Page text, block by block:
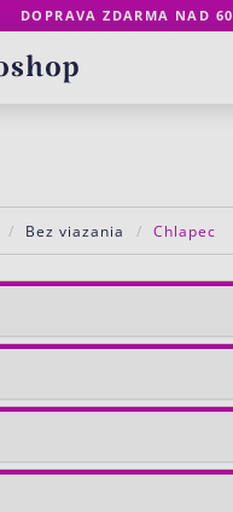
DOPRAVA ZDARMA NAD
Bez viazania Chlapec